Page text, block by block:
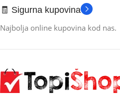
🧾 Sigurna kupovina
Najbolja online kupovina kod nas.